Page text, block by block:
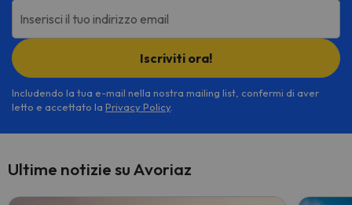
Inserisci il tuo indirizzo email
Iscriviti ora!
Includendo la tua e-mail nella nostra mailing list, confermi di aver
letto e accettato la Privacy Policy.
Ultime notizie su Avoriaz